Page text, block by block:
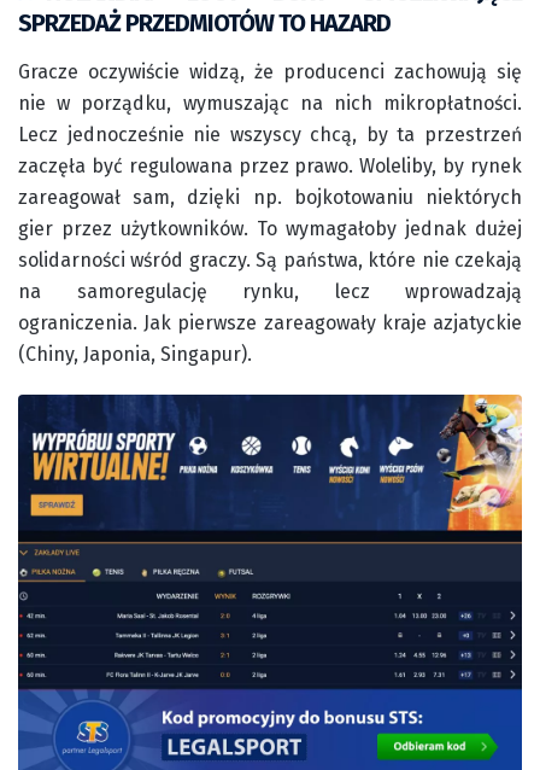
SPRZEDAŻ PRZEDMIOTÓW TO HAZARD
Gracze oczywiście widzą, że producenci zachowują się
nie w porządku, wymuszając na nich mikropłatności.
Lecz jednocześnie nie wszyscy chcą, by ta przestrzeń
zaczęła być regulowana przez prawo. Woleliby, by rynek
zareagował sam, dzięki np. bojkotowaniu niektórych
gier przez użytkowników. To wymagałoby jednak dużej
solidarności wśród graczy. Są państwa, które nie czekają
na samoregulację rynku, lecz wprowadzają
ograniczenia. Jak pierwsze zareagowały kraje azjatyckie
(Chiny, Japonia, Singapur).